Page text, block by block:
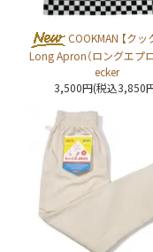
COOKMAN 【クッ
Long Apron（ロングエプ
ecker
3,500円(税込3,850